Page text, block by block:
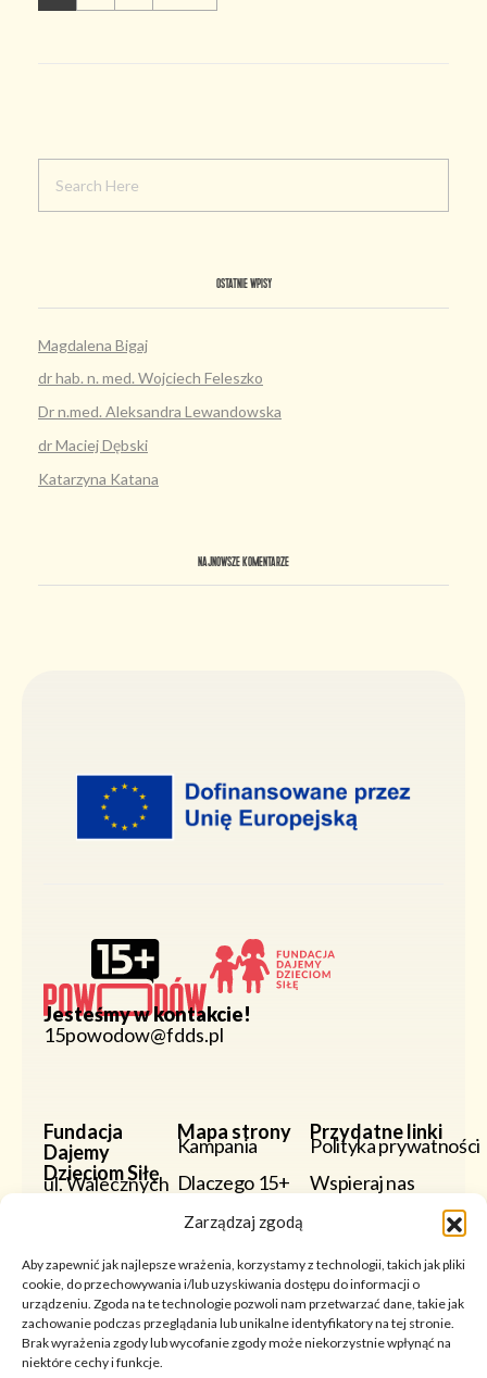
Zarządzaj zgodą
Aby zapewnić jak najlepsze wrażenia, korzystamy z technologii, takich jak pliki
cookie, do przechowywania i/lub uzyskiwania dostępu do informacji o
urządzeniu. Zgoda na te technologie pozwoli nam przetwarzać dane, takie jak
zachowanie podczas przeglądania lub unikalne identyfikatory na tej stronie.
Brak wyrażenia zgody lub wycofanie zgody może niekorzystnie wpłynąć na
niektóre cechy i funkcje.
OSTATNIE WPISY
Magdalena Bigaj
dr hab. n. med. Wojciech Feleszko
Dr n.med. Aleksandra Lewandowska
dr Maciej Dębski
Katarzyna Katana
NAJNOWSZE KOMENTARZE
Jesteśmy w kontakcie!
15powodow@fdds.pl
Fundacja
Dajemy
Dzieciom Siłę
ul. Walecznych
KRS:
0000204426
Mapa strony
Kampania
Dlaczego 15+
Powody
Wypowiedzi Ekspertów
Wystawa
Partnerzy
Przydatne linki
Polityka prywatności
Wspieraj nas